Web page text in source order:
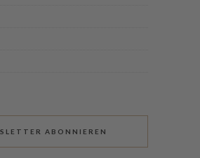
ABONNIEREN